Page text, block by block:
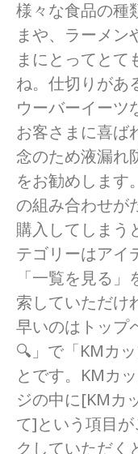
様々な食品の種
まや、ラーメン
まにとってとて
ね。仕切りがあ
ウーバーイーツ
お客さまに喜ば
念のため液漏れ
をお勧めします
の組み合わせが
購入してしまう
テゴリーはアイ
「一覧を見る
索していただけ
早いのはトッ
🔍」で「KMカ
とです。KMカ
ジの中に[KMカ
て]という項目
クしていただく